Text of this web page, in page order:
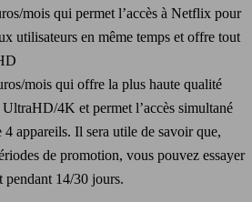
mois qui permet l’accès à Netflix pour
utilisateurs en même temps et offre tout
mois qui offre la plus haute qualité
4K et permet l’accès simultané
appareils. Il sera utile de savoir que,
de promotion, vous pouvez essayer
14/30 jours.